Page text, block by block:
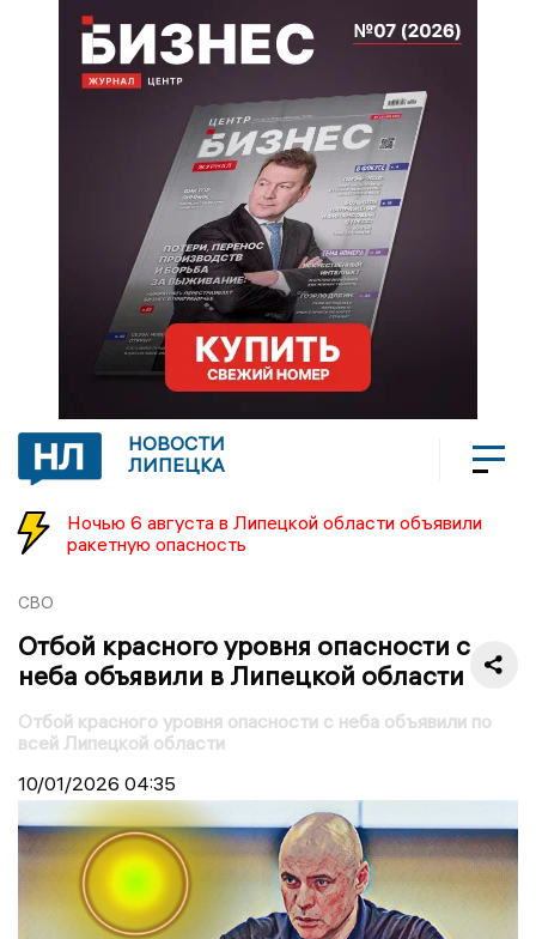
НОВОСТИ
ЛИПЕЦКА
Ночью 6 августа в Липецкой области объявили
ракетную опасность
СВО
Отбой красного уровня опасности с
неба объявили в Липецкой области
Отбой красного уровня опасности с неба объявили по
всей Липецкой области
10/01/2026 04:35